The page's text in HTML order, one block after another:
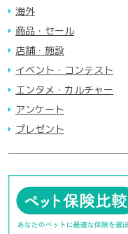
海外
商品・セール
店舗・施設
イベント・コンテスト
エンタメ・カルチャー
アンケート
プレゼント